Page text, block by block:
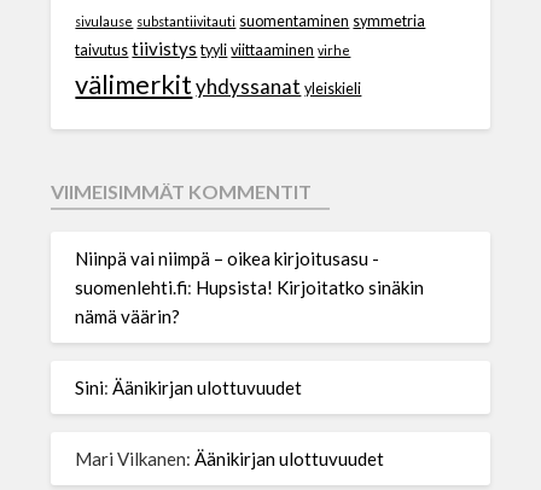
sivulause substantiivitauti suomentaminen symmetria
taivutus tiivistys tyyli viittaaminen virhe
välimerkit yhdyssanat yleiskieli
VIIMEISIMMÄT KOMMENTIT
Niinpä vai niimpä – oikea kirjoitusasu -
suomenlehti.fi: Hupsista! Kirjoitatko sinäkin
nämä väärin?
Sini: Äänikirjan ulottuvuudet
Mari Vilkanen: Äänikirjan ulottuvuudet